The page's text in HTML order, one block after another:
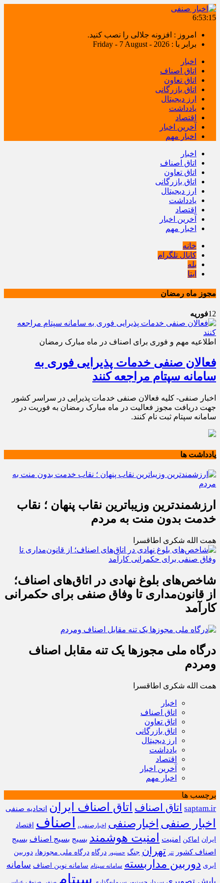
6:53:15
امروز : افزونه جلالی را نصب کنید.
برابر با : Friday - 7 August - 2026
اخبار
اتاق اصناف
اتاق تعاون
اتاق بازرگانی
ارز دیجیتال
یادداشت
اقتصاد
آخرین اخبار
اخبار مهم
اخبار
اتاق اصناف
اتاق تعاون
اتاق بازرگانی
ارز دیجیتال
یادداشت
اقتصاد
آخرین اخبار
اخبار مهم
خانه
کانال تلگرام
بله
ایتا
مجوز ماه رمضان
12فوریه
اطلاعیه مهم و فوری برای اصناف در ماه مبارک رمضان
فعالان صنفی خدمات پذیرایی فوری به
سامانه سپتام مراجعه کنند
اخبار صنفی- کلیه فعالان صنفی خدمات پذیرایی در سراسر کشور
جهت دریافت مجوز فعالیت در ماه مبارک رمضان به فوریت در
سامانه سپتام ثبت نام کنند.
یادداشت ها
ارزشمندترین وزیباترین نقاب پنهان ؛ نقاب
خدمت بدون منت به مردم
همت الله شکری اطاقسرا
شاخص‌های بلوغ نهادی در اتاق‌های اصناف؛
از قانون‌مداری تا وفاق صنفی برای حکمرانی
کارآمد
درگاه ملی مجوزها یک تنه مقابل اصناف
ومردم
همت الله شکری اطاقسرا
اخبار
اتاق اصناف
اتاق تعاون
اتاق بازرگانی
ارز دیجیتال
یادداشت
اقتصاد
آخرین اخبار
اخبار مهم
برچسب ها
saptam.ir اتاق اصناف اتاق اصناف ایران اتحادیه صنفی
اخبار صنفی اخبارصنفی اخبارصنفی، اصناف
اقتصاد
ایران
اماکن امنیت امنیت هوشمند بسیج بسیج اصناف بسیج
اصناف کشور
تتر تهران جنگ حسنپور درگاه درگاه ملی مجوزها، دوربین
ابری دوربین مداربسته سامانه سپتام سامانه نوین اصناف سامانه
سپتام